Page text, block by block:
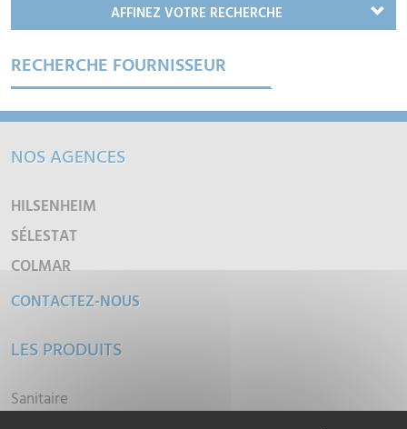
AFFINEZ VOTRE RECHERCHE
RECHERCHE FOURNISSEUR
NOS AGENCES
HILSENHEIM
SÉLESTAT
COLMAR
CONTACTEZ-NOUS
LES PRODUITS
Sanitaire